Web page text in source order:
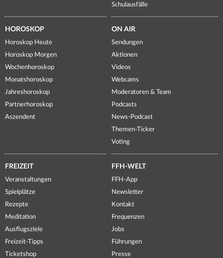
Schulausfälle
HOROSKOP
Horoskop Heute
Horoskop Morgen
Wochenhoroskop
Monatshoroskop
Jahreshoroskop
Partnerhoroskop
Aszendent
ON AIR
Sendungen
Aktionen
Videos
Webcams
Moderatoren & Team
Podcasts
News-Podcast
Themen-Ticker
Voting
FREIZEIT
Veranstaltungen
Spielplätze
Rezepte
Meditation
Ausflugsziele
Freizeit-Tipps
Ticketshop
FFH-WELT
FFH-App
Newsletter
Kontakt
Frequenzen
Jobs
Führungen
Presse